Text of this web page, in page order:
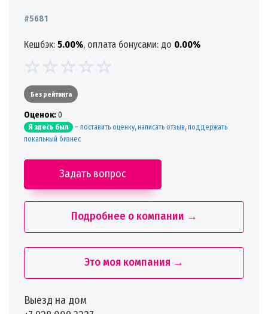
#5681
Кешбэк: 5.00%, оплата бонусами: до 0.00%
Без рейтинга
Oценок:0
Я здесь был - поставить оценку, написать отзыв, поддержать
локальный бизнес
Задать вопрос
Подробнее о компании →
Это моя компания →
Выезд на дом